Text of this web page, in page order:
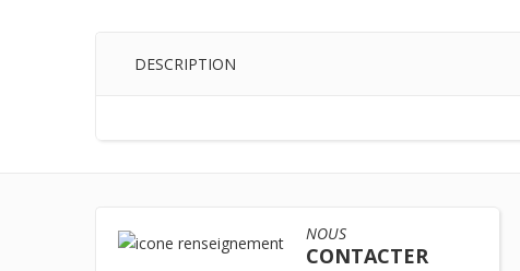
DESCRIPTION
NOUS
CONTACTER